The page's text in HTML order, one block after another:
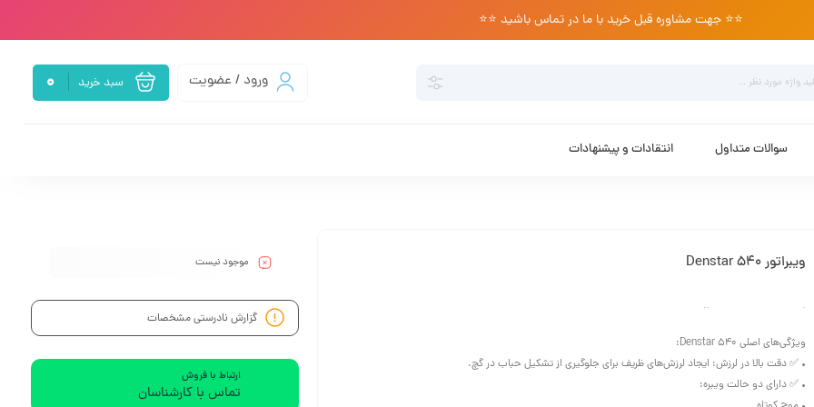
⭐️⭐️ جهت مشاوره قبل خرید با ما در تماس باشید ⭐️⭐️
ورود / عضویت سبد خرید 0
سوالات متداول انتقادات و پیشنهادات
ویبراتور Denstar 540
ویژگی‌های اصلی Denstar 540:
• ✅ دقت بالا در لرزش: ایجاد لرزش‌های ظریف برای جلوگیری از تشکیل حباب در گچ.
• ✅ دارای دو حالت ویبره:
موجود نیست
گزارش نادرستی مشخصات
ارتباط با فروش
تماس با کارشناسان